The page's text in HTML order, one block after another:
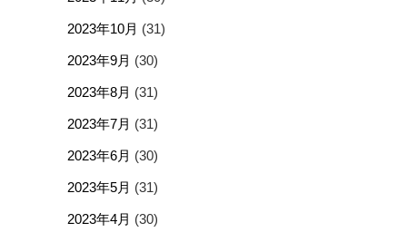
2023年10月 (31)
2023年9月 (30)
2023年8月 (31)
2023年7月 (31)
2023年6月 (30)
2023年5月 (31)
2023年4月 (30)